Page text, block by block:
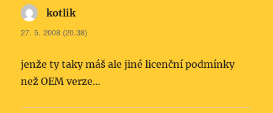
kotliknapsal:
27. 5. 2008 (20.38)
jenže ty taky máš ale jiné licenční podmínky
než OEM verze…